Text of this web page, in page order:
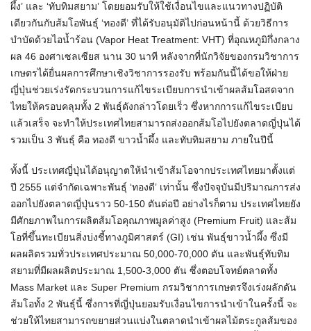
ผึ้ง’ และ ‘ทับทิมสยาม’ โดยยอมรับให้ใช้เงื่อนไขและแนวทางปฏิบัติ
เดียวกันกับส้มโอพันธุ์ ‘ทองดี’ ที่ได้รับอนุมัติไปก่อนหน้านี้ ด้วยวิธีการ
บำบัดด้วยไอน้ำร้อน (Vapor Heat Treatment: VHT) ที่อุณหภูมิกึ่งกลาง
ผล 46 องศาเซลเซียส นาน 30 นาที หลังจากที่นักวิจัยของกรมวิชาการ
เกษตรได้ยื่นผลการศึกษาเชิงวิชาการรองรับ พร้อมกันนี้ได้ขอให้ฝ่าย
ญี่ปุ่นช่วยเร่งรัดกระบวนการแก้ไขระเบียบการนำเข้าผลส้มโอสดจาก
ไทยให้ครอบคลุมทั้ง 2 พันธุ์ดังกล่าวโดยเร็ว ซึ่งหากการแก้ไขระเบียบ
แล้วเสร็จ จะทำให้ประเทศไทยสามารถส่งออกส้มโอไปยังตลาดญี่ปุ่นได้
รวมเป็น 3 พันธุ์ คือ ทองดี ขาวน้ำผึ้ง และทับทิมสยาม ภายในปีนี้
ทั้งนี้ ประเทศญี่ปุ่นได้อนุญาตให้นำเข้าส้มโอจากประเทศไทยมาตั้งแต่
ปี 2555 แต่จำกัดเฉพาะพันธุ์ ‘ทองดี’ เท่านั้น ซึ่งปัจจุบันมีปริมาณการส่ง
ออกไปยังตลาดญี่ปุ่นราว 50-150 ตันต่อปี อย่างไรก็ตาม ประเทศไทยยัง
มีศักยภาพในการผลิตส้มโอคุณภาพมูลค่าสูง (Premium Fruit) และส้ม
โอที่ขึ้นทะเบียนสิ่งบ่งชี้ทางภูมิศาสตร์ (GI) เช่น พันธุ์ขาวน้ำผึ้ง ซึ่งมี
ผลผลิตรวมทั่วประเทศประมาณ 50,000-70,000 ตัน และพันธุ์ทับทิม
สยามที่มีผลผลิตประมาณ 1,500-3,000 ตัน ซึ่งตอบโจทย์ตลาดทั้ง
Mass Market และ Super Premium กรมวิชาการเกษตรจึงเร่งผลักดัน
ส้มโอทั้ง 2 พันธุ์นี้ ซึ่งการที่ญี่ปุ่นยอมรับเงื่อนไขการนำเข้าในครั้งนี้ จะ
ช่วยให้ไทยสามารถขยายส่วนแบ่งในตลาดนำเข้าผลไม้ตระกูลส้มของ